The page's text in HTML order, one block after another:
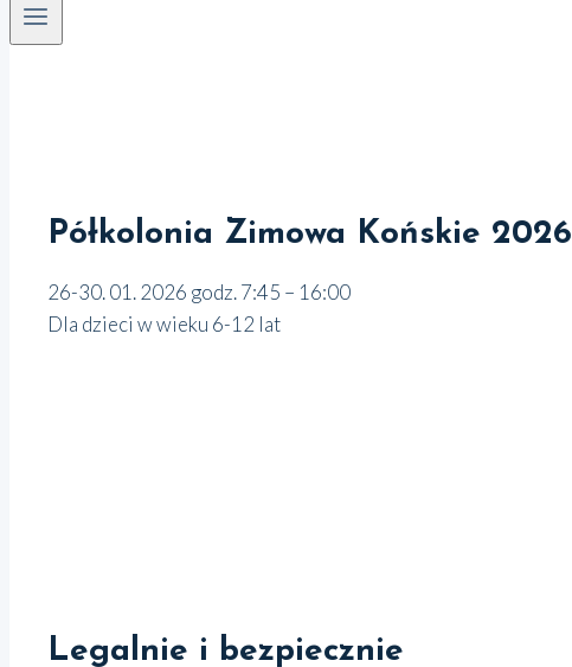
Półkolonia Zimowa Końskie 2026
26-30. 01. 2026 godz. 7:45 – 16:00
Dla dzieci w wieku 6-12 lat
Legalnie i bezpiecznie